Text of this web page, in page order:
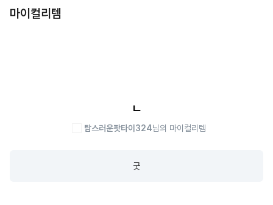
마이컬리템
ㄴ
탐스러운팟타이324님의 마이컬리템
굿